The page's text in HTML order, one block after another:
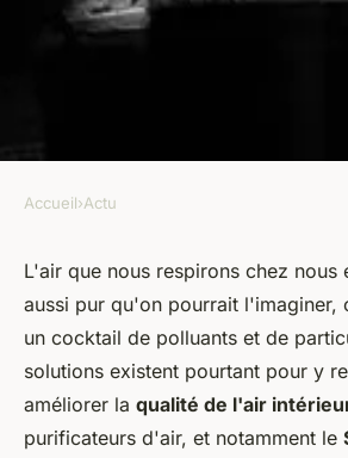
Purificateur d'air :
et avantages
marie•16 décembre 2023•2 min de
Accueil›Actu
L'air que nous respirons chez nous
aussi pur qu'on pourrait l'imaginer,
un cocktail de polluants et de
solutions existent pourtant pour y
améliorer la qualité de l'air
purificateurs d'air, et notamment le